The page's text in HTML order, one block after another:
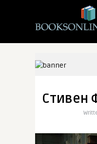
Стивен